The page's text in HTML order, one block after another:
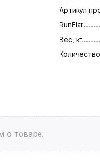
Артикул
RunFlat
Вес, кг
Количество
о товаре.